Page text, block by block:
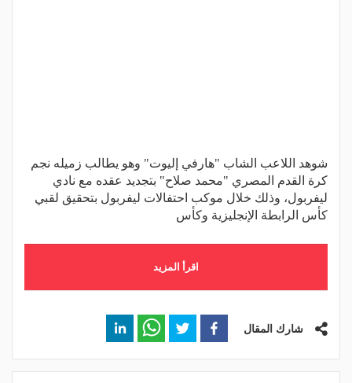
شوهد اللاعب الشاب "هارفي إليوت" وهو يطالب زميله نجم
كرة القدم المصري "محمد صلاح" بتجديد عقده مع نادي
ليفربول، وذلك خلال موكب احتفالات ليفربول بتحقيق لقبي
كأس الرابطة الإنجليزية وكأس
اقرأ المزيد
شارك المقال